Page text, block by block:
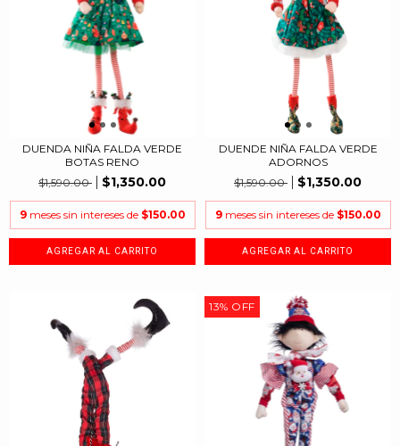
DUENDA NIÑA FALDA VERDE
BOTAS RENO
$1,590.00
$1,350.00
9 meses sin intereses de $150.00
DUENDE NIÑA FALDA VERDE
ADORNOS
$1,590.00
$1,350.00
9 meses sin intereses de $150.00
13% OFF